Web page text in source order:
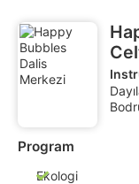
Program
Ekologi